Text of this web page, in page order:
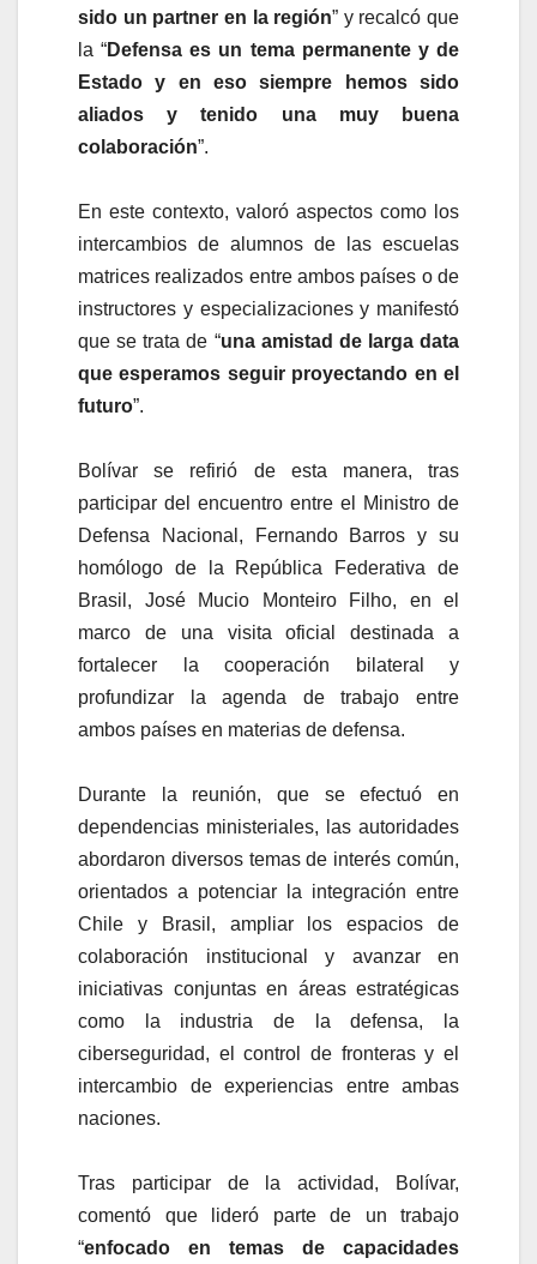
sido un partner en la región” y recalcó que
la “Defensa es un tema permanente y de
Estado y en eso siempre hemos sido
aliados y tenido una muy buena
colaboración”.
En este contexto, valoró aspectos como los
intercambios de alumnos de las escuelas
matrices realizados entre ambos países o de
instructores y especializaciones y manifestó
que se trata de “una amistad de larga data
que esperamos seguir proyectando en el
futuro”.
Bolívar se refirió de esta manera, tras
participar del encuentro entre el Ministro de
Defensa Nacional, Fernando Barros y su
homólogo de la República Federativa de
Brasil, José Mucio Monteiro Filho, en el
marco de una visita oficial destinada a
fortalecer la cooperación bilateral y
profundizar la agenda de trabajo entre
ambos países en materias de defensa.
Durante la reunión, que se efectuó en
dependencias ministeriales, las autoridades
abordaron diversos temas de interés común,
orientados a potenciar la integración entre
Chile y Brasil, ampliar los espacios de
colaboración institucional y avanzar en
iniciativas conjuntas en áreas estratégicas
como la industria de la defensa, la
ciberseguridad, el control de fronteras y el
intercambio de experiencias entre ambas
naciones.
Tras participar de la actividad, Bolívar,
comentó que lideró parte de un trabajo
“enfocado en temas de capacidades